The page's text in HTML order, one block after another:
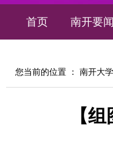
首页 南开要闻
您当前的位置 ： 南开大学
【